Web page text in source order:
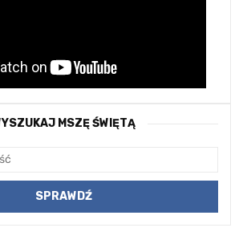
MSZĘ ŚWIĘTĄ